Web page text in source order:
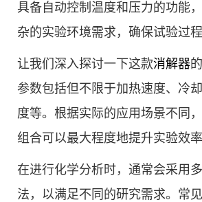
具备自动控制温度和压力的功能
杂的实验环境需求，确保试验过
让我们深入探讨一下这款消解器
参数包括但不限于加热速度、冷
度等。根据实际的应用场景不同
组合可以最大程度地提升实验效率
在进行化学分析时，通常会采用
法，以满足不同的研究需求。常